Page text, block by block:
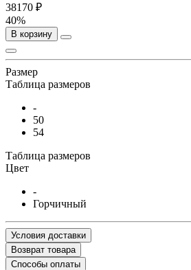
38170 ₽
40%
В корзину
Размер
Таблица размеров
-
50
54
Таблица размеров
Цвет
-
Горчичный
Условия доставки
Возврат товара
Способы оплаты